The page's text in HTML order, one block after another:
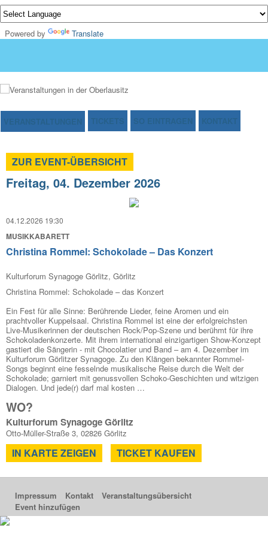
Powered by Translate
VERANSTALTUNGEN TICKETS SO EINTRAGEN KONTAKT
ZUR EVENT-ÜBERSICHT
Freitag, 04. Dezember 2026
04.12.2026 19:30
MUSIKKABARETT
Christina Rommel: Schokolade – Das Konzert
Kulturforum Synagoge Görlitz, Görlitz
Christina Rommel: Schokolade – das Konzert
Ein Fest für alle Sinne: Berührende Lieder, feine Aromen und ein
prachtvoller Kuppelsaal. Christina Rommel ist eine der erfolgreichsten
Live-Musikerinnen der deutschen Rock/Pop-Szene und berühmt für ihre
Schokoladenkonzerte. Mit ihrem international einzigartigen Show-Konzept
gastiert die Sängerin - mit Chocolatier und Band – am 4. Dezember im
Kulturforum Görlitzer Synagoge. Zu den Klängen bekannter Rommel-
Songs beginnt eine fesselnde musikalische Reise durch die Welt der
Schokolade; garniert mit genussvollen Schoko-Geschichten und witzigen
Dialogen. Und jede(r) darf mal kosten …
WO?
Kulturforum Synagoge Görlitz
Otto-Müller-Straße 3, 02826 Görlitz
IN KARTE ZEIGEN TICKET KAUFEN
Impressum Kontakt
Veranstaltungsübersicht
Event hinzufügen